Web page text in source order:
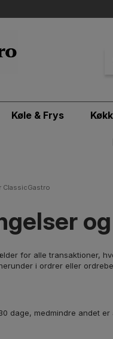
Køle & Frys
ClassicGastro
for alle transaktioner,
i ordrer eller
dage, medmindre andet